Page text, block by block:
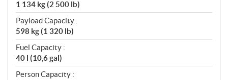
1 134 kg (2 500 lb)
Payload Capacity :
598 kg (1 320 lb)
Fuel Capacity :
40 l (10,6 gal)
Person Capacity :